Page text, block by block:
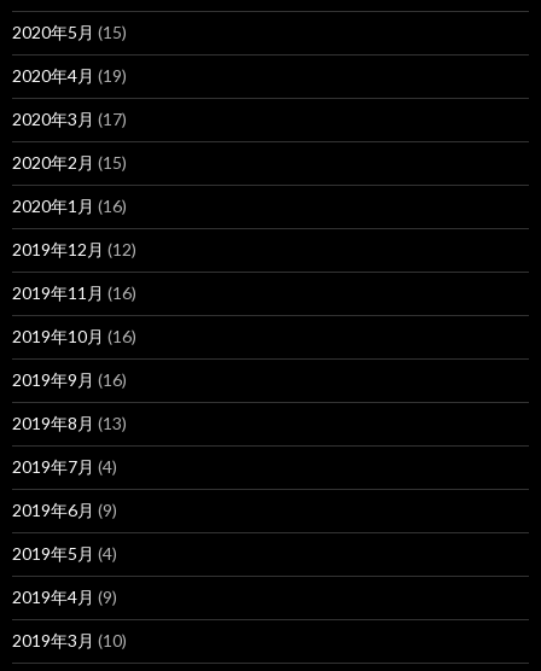
2020年5月 (15)
2020年4月 (19)
2020年3月 (17)
2020年2月 (15)
2020年1月 (16)
2019年12月 (12)
2019年11月 (16)
2019年10月 (16)
2019年9月 (16)
2019年8月 (13)
2019年7月 (4)
2019年6月 (9)
2019年5月 (4)
2019年4月 (9)
2019年3月 (10)